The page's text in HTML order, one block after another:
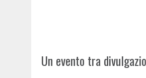
Un evento tra